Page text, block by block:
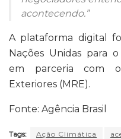
acontecendo.”
A plataforma digital
Nações Unidas para
em parceria com o
Exteriores (MRE).
Fonte: Agência Brasil
Tags: Ação Climática